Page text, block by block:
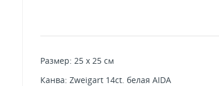
Размер: 25 x 25 см
Канва: Zweigart 14ct. белая AIDA